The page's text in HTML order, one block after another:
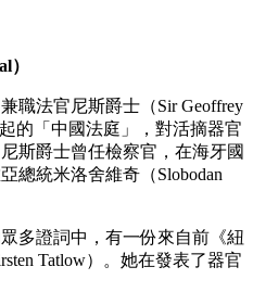
）
職法官尼斯爵士（Sir Geoffrey
的「中國法庭」，對活摘器官
斯爵士曾任檢察官，在海牙國
總統米洛舍維奇（Slobodan
多證詞中，有一份來自前《紐
Tatlow）。她在發表了器官